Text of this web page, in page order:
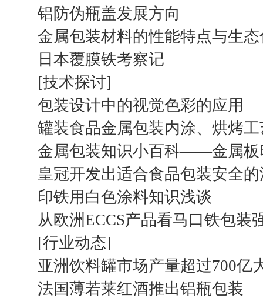
铝防伪瓶盖发展方向
金属包装材料的性能特点与生
日本覆膜铁考察记
[技术探讨]
包装设计中的视觉色彩的应用
罐装食品金属包装内涂、烘烤工
金属包装知识小百科——金属板
皇冠开发出适合食品包装安全
印铁用白色涂料知识浅谈
从欧洲ECCS产品看马口铁包装
[行业动态]
亚洲饮料罐市场产量超过700亿
法国薄若莱红酒推出铝瓶包装